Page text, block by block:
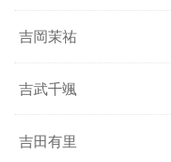
吉岡茉祐
吉武千颯
吉田有里